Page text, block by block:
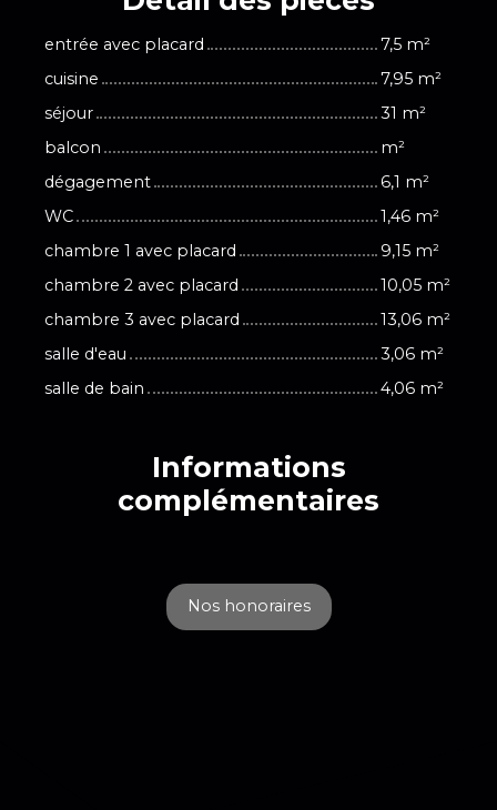
entrée avec placard
7,5 m²
cuisine
7,95 m²
séjour
31 m²
balcon
m²
dégagement
6,1 m²
WC
1,46 m²
chambre 1 avec placard
9,15 m²
chambre 2 avec placard
10,05 m²
chambre 3 avec placard
13,06 m²
salle d'eau
3,06 m²
salle de bain
4,06 m²
Informations
complémentaires
Nos honoraires